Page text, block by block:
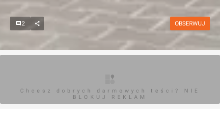
2 OBSERWUJ
Chcesz dobrych darmowych teści? NIE
BLOKUJ REKLAM